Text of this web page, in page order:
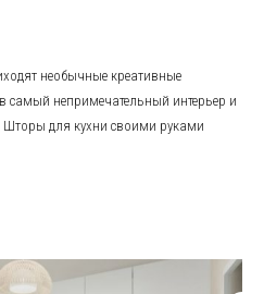
необычные креативные
самый непримечательный интерьер и
Шторы для кухни своими руками